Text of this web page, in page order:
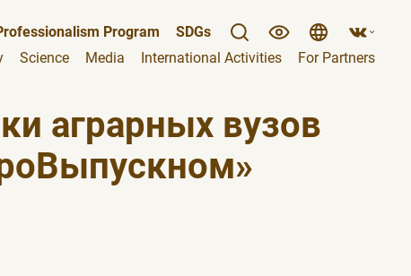
Program
SDGs
Science Media International Activities For Partners
аграрных вузов